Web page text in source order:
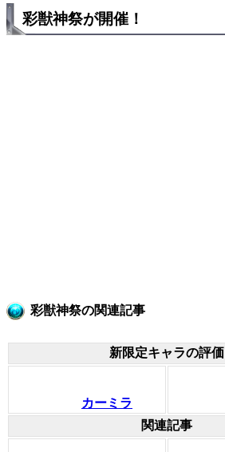
彩獣神祭が開催！
彩獣神祭の関連記事
新限定キャラの評価
カーミラ
関連記事